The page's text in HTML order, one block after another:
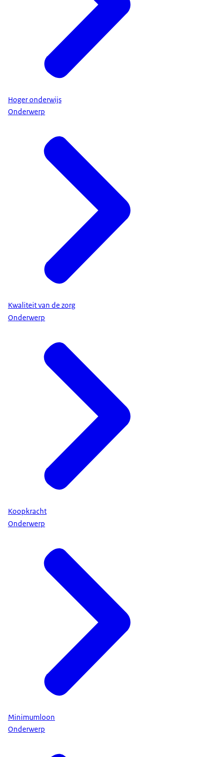
Hoger onderwijs
Onderwerp
Kwaliteit van de zorg
Onderwerp
Koopkracht
Onderwerp
Minimumloon
Onderwerp